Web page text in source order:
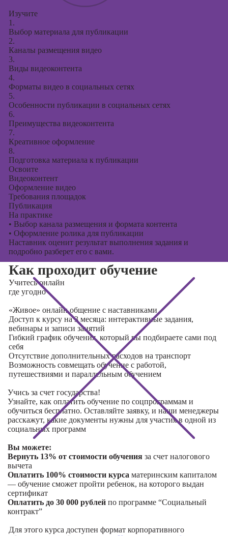
Изучите
1.
Выбор материала для публикации
2.
Каналы размещения видео
3.
Виды видеоконтента
4.
Форматы видео в социальных сетях
5.
Особенности публикации в социальных сетях
6.
Преимущества видеоконтента
7.
Креативное оформление
8.
Подготовка материала к публикации
Освоите
Видеоконтент
Оформление видео
Требования площадок
Публикация
На практике
• Выбор канала размещения и формата контента
• Оформление ролика для публикации
Наставник оценит результат выполнения задания и
подробно разберет его с вами.
Как проходит обучение
Учитесьонлайн
где угодно
«Живое» онлайн общение с наставниками
Доступ к курсу на 3 месяца: интерактивные задания,
вебинары и записи занятий
Гибкий график обучения, который вы подбираете сами под
себя
Отсутствие дополнительных расходов на транспорт
Возможность совмещать обучение с работой,
путешествиями и параллельным обучением
Учись за счет государства!
Узнайте, как оплатить обучение по соцпрограммам и
обучиться бесплатно. Оставляйте заявку, и наши менеджеры
расскажут, какие документы нужны для участия в одной из
социальных программ
Вы можете:
Вернуть 13% от стоимости обучения за счет налогового
вычета
Оплатить 100% стоимости курса материнским капиталом
— обучение сможет пройти ребенок, на которого выдан
сертификат
Оплатить до 30 000 рублей по программе “Социальный
контракт”
Для этого курса доступен формат корпоративного